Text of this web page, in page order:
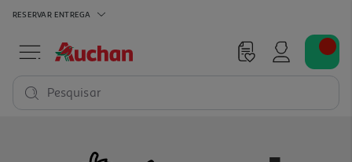
RESERVAR ENTREGA
Pesquisar